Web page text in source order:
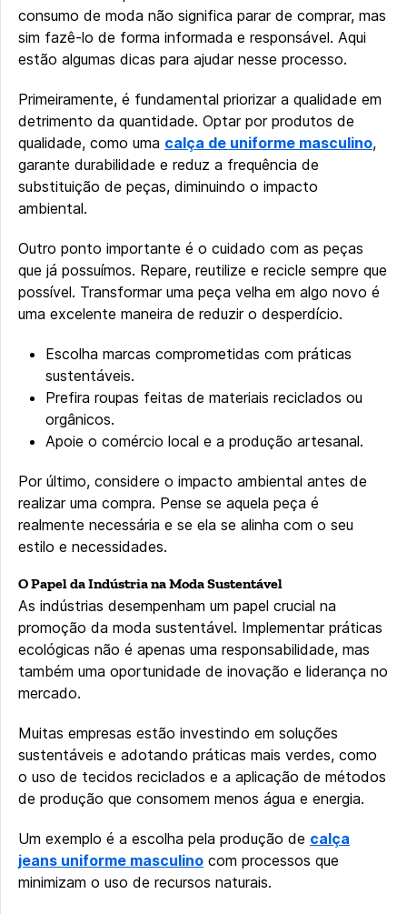
consumo de moda não significa parar de comprar, mas
sim fazê-lo de forma informada e responsável. Aqui
estão algumas dicas para ajudar nesse processo.
Primeiramente, é fundamental priorizar a qualidade em
detrimento da quantidade. Optar por produtos de
qualidade, como uma calça de uniforme masculino,
garante durabilidade e reduz a frequência de
substituição de peças, diminuindo o impacto
ambiental.
Outro ponto importante é o cuidado com as peças
que já possuímos. Repare, reutilize e recicle sempre que
possível. Transformar uma peça velha em algo novo é
uma excelente maneira de reduzir o desperdício.
Escolha marcas comprometidas com práticas
sustentáveis.
Prefira roupas feitas de materiais reciclados ou
orgânicos.
Apoie o comércio local e a produção artesanal.
Por último, considere o impacto ambiental antes de
realizar uma compra. Pense se aquela peça é
realmente necessária e se ela se alinha com o seu
estilo e necessidades.
O Papel da Indústria na Moda Sustentável
As indústrias desempenham um papel crucial na
promoção da moda sustentável. Implementar práticas
ecológicas não é apenas uma responsabilidade, mas
também uma oportunidade de inovação e liderança no
mercado.
Muitas empresas estão investindo em soluções
sustentáveis e adotando práticas mais verdes, como
o uso de tecidos reciclados e a aplicação de métodos
de produção que consomem menos água e energia.
Um exemplo é a escolha pela produção de calça
jeans uniforme masculino com processos que
minimizam o uso de recursos naturais.